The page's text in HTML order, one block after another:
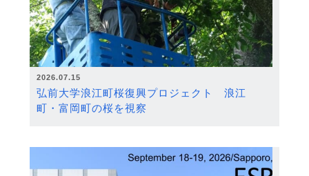
2026.07.15
弘前大学浪江町桜復興プロジェクト 浪江
町・富岡町の桜を視察